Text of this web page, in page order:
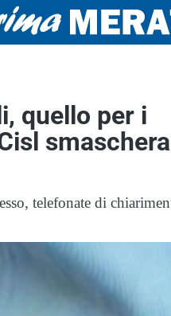
quello per i
telefonate di